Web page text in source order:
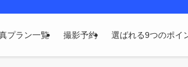
プラン一覧 撮影予約 選ばれる9つのポイ